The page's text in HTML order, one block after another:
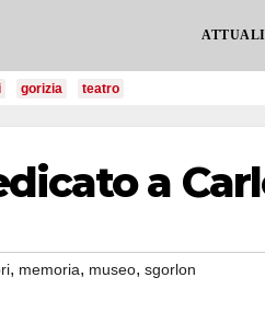
gorizia teatro
a
, memoria, museo, sgorlon